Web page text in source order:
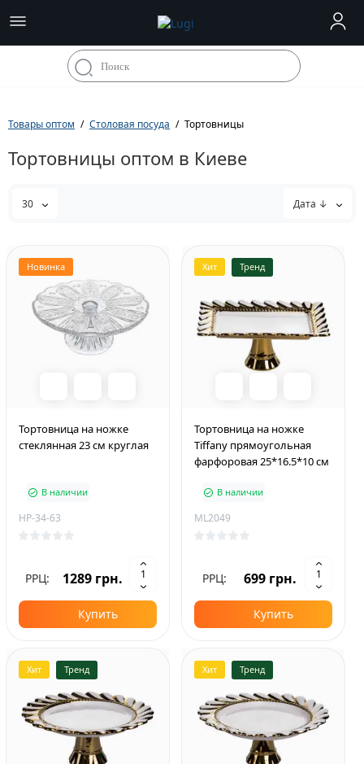
Товары оптом Столовая посуда Тортовницы
Тортовницы оптом в Киеве
30 Дата ↓
Новинка
Тортовница на ножке
стеклянная 23 см круглая
В наличии
HP-34-63
РРЦ: 1289 грн.
Купить
Хит Тренд
Тортовница на ножке
Tiffany прямоугольная
фарфоровая 25*16.5*10 см
В наличии
ML2049
РРЦ: 699 грн.
Купить
Хит Тренд Хит Тренд